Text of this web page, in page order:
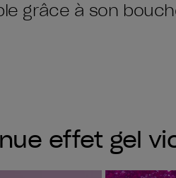
grâce à son
effet gel